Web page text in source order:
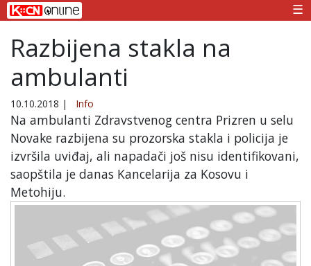
☰
Razbijena stakla na
ambulanti
10.10.2018 | Info
Na ambulanti Zdravstvenog centra Prizren u selu
Novake razbijena su prozorska stakla i policija je
izvršila uviđaj, ali napadači još nisu identifikovani,
saopštila je danas Kancelarija za Kosovu i
Metohiju.